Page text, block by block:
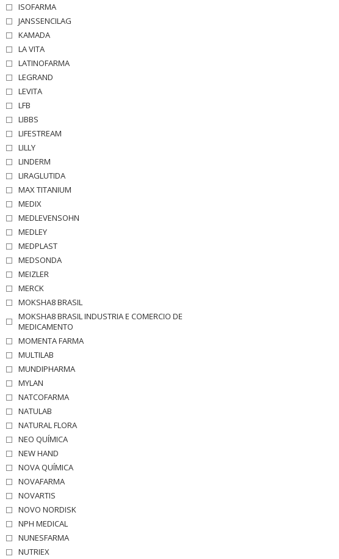
ISOFARMA
JANSSENCILAG
KAMADA
LA VITA
LATINOFARMA
LEGRAND
LEVITA
LFB
LIBBS
LIFESTREAM
LILLY
LINDERM
LIRAGLUTIDA
MAX TITANIUM
MEDIX
MEDLEVENSOHN
MEDLEY
MEDPLAST
MEDSONDA
MEIZLER
MERCK
MOKSHA8 BRASIL
MOKSHA8 BRASIL INDUSTRIA E COMERCIO DE
MEDICAMENTO
MOMENTA FARMA
MULTILAB
MUNDIPHARMA
MYLAN
NATCOFARMA
NATULAB
NATURAL FLORA
NEO QUÍMICA
NEW HAND
NOVA QUÍMICA
NOVAFARMA
NOVARTIS
NOVO NORDISK
NPH MEDICAL
NUNESFARMA
NUTRIEX